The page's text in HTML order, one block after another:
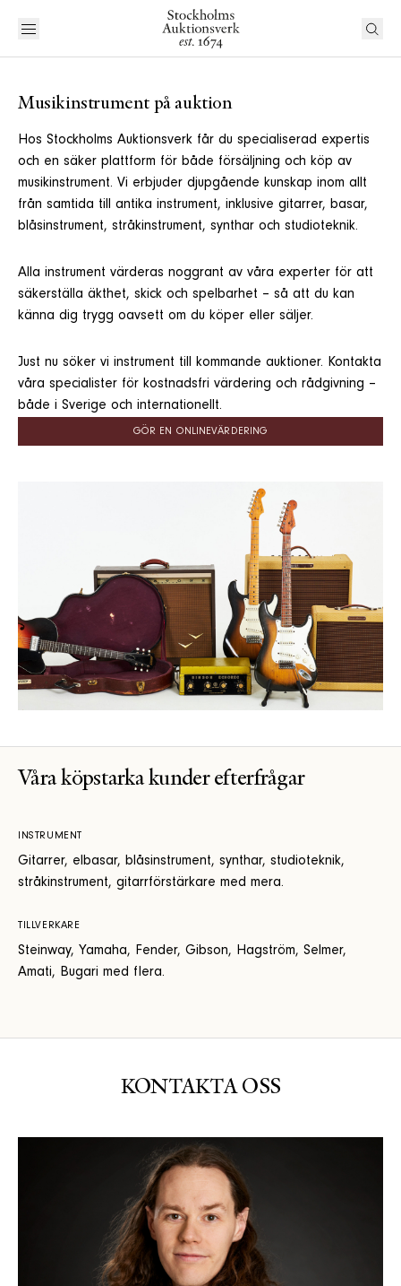
Musikinstrument på auktion
Hos Stockholms Auktionsverk får du specialiserad expertis
och en säker plattform för både försäljning och köp av
musikinstrument. Vi erbjuder djupgående kunskap inom allt
från samtida till antika instrument, inklusive gitarrer, basar,
blåsinstrument, stråkinstrument, synthar och studioteknik.
Alla instrument värderas noggrant av våra experter för att
säkerställa äkthet, skick och spelbarhet – så att du kan
känna dig trygg oavsett om du köper eller säljer.
Just nu söker vi instrument till kommande auktioner. Kontakta
våra specialister för kostnadsfri värdering och rådgivning –
både i Sverige och internationellt.
GÖR EN ONLINEVÄRDERING
Våra köpstarka kunder efterfrågar
INSTRUMENT
Gitarrer, elbasar, blåsinstrument, synthar, studioteknik,
stråkinstrument, gitarrförstärkare med mera.
TILLVERKARE
Steinway, Yamaha, Fender, Gibson, Hagström, Selmer,
Amati, Bugari med flera.
KONTAKTA OSS